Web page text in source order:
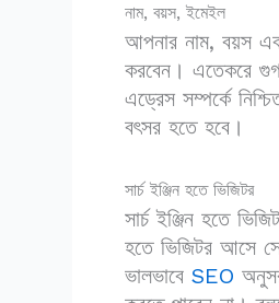
নাম, বয়স, ইমেইল
আপনার নাম, বয়স
করবেন। এতেকরে
এড্রেস সম্পর্কে
বৎসর হতে হবে।
সার্চ ইঞ্জিন হতে ভিজিটর
সার্চ ইঞ্জিন হতে
হতে ভিজিটর আসে
ভালভাবে SEO